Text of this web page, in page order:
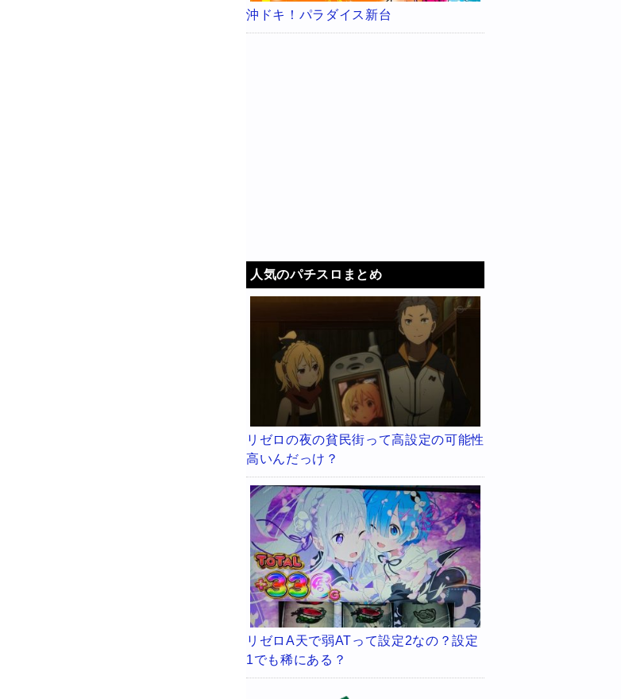
沖ドキ！パラダイス新台
人気のパチスロまとめ
リゼロの夜の貧民街って高設定の可能性
高いんだっけ？
リゼロA天で弱ATって設定2なの？設定
1でも稀にある？